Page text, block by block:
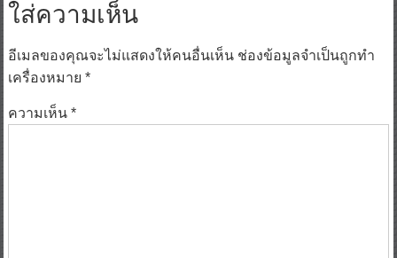
ใส่ความเห็น
อีเมลของคุณจะไม่แสดงให้คนอื่นเห็น ช่องข้อมูลจำเป็นถูกทำ
เครื่องหมาย *
ความเห็น *